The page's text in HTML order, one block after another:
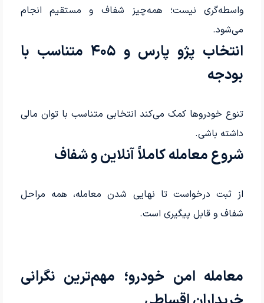
واسطه‌گری نیست؛ همه‌چیز شفاف و مستقیم انجام
می‌شود.
انتخاب پژو پارس و ۴۰۵ متناسب با
بودجه
تنوع خودروها کمک می‌کند انتخابی متناسب با توان مالی
داشته باشی.
شروع معامله کاملاً آنلاین و شفاف
از ثبت درخواست تا نهایی شدن معامله، همه مراحل
شفاف و قابل پیگیری است.
معامله امن خودرو؛ مهم‌ترین نگرانی